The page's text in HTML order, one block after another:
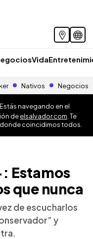
Vida
Nativos Negocios
navegando en el
deelsalvador.com . Te
coincidimos todos.
Estamos
que nunca
de escucharlos
y